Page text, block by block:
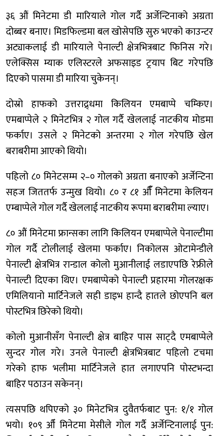
३६ औं मिनेटमा डी मारियाले गोल गर्दै अर्जेन्टिनाको अग्रता
दोब्बर बनाए। मिडफिल्डमा बल खोसेपछि सुरु भएको काउन्टर
अट्याकलाई डी मारियाले पेनाल्टी क्षेत्रभित्रबाट फिनिस गरे।
एलेक्सिस म्याक एलिस्टरले अफसाइड ट्रयाप बिट गरेपछि
दिएको पासमा डी मारिया चुकेनन्।
दोस्रो हाफको उत्तराद्र्धमा किलियन एमबाप्पे चम्किए।
एमबाप्पेले २ मिनेटभित्र २ गोल गर्दै खेललाई नाटकीय मोडमा
फर्काए। उसले २ मिनेटको अन्तरमा २ गोल गरेपछि खेल
बराबरीमा आएको थियो।
पहिलो ८० मिनेटसम्म २–० गोलको अग्रता बनाएको अर्जेन्टिना
सहज जिततर्फ उन्मुख थियो। ८० र ८१ औँँ मिनेटमा केलियन
एम्बाप्पेले गोल गर्दै खेललाई नाटकीय रूपमा बराबरीमा ल्याए।
८० औं मिनेटमा फ्रान्सका लागि किलियन एमबाप्पेले पेनाल्टीमा
गोल गर्दै टोलीलाई खेलमा फर्काए। निकोलस ओटामेन्डीले
पेनाल्टी क्षेत्रभित्र रान्डाल कोलो मुआनीलाई लडाएपछि रेफ्रीले
पेनाल्टी दिएका थिए। एमबाप्पेको पेनाल्टी प्रहारमा गोलरक्षक
एमिलियानो मार्टिनेजले सही डाइभ हान्दै हातले छोएपनि बल
पोस्टभित्र छिरेको थियो।
कोलो मुआनीसँग पेनाल्टी क्षेत्र बाहिर पास साट्दै एमबाप्पेले
सुन्दर गोल गरे। उनले पेनाल्टी क्षेत्रभित्रबाट पहिलो टचमा
गरेको हाफ भलीमा मार्टिनेजले हात लगाएपनि पोस्टभन्दा
बाहिर पठाउन सकेनन्।
त्यसपछि थपिएको ३० मिनेटभित्र दुवैतर्फबाट पुन: १/१ गोल
भयो। १०९ औँ मिनेटमा मेसीले गोल गर्दै अर्जेन्टिनालाई पुन: